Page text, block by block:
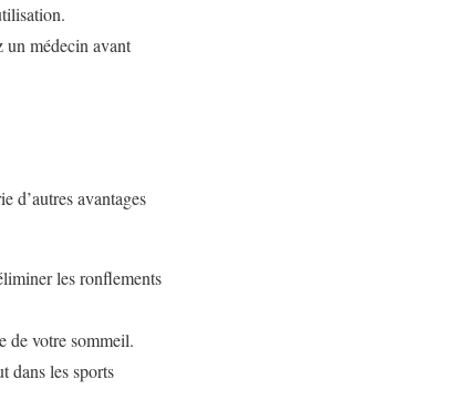
un médecin avant
d’autres avantages
les ronflements
de votre sommeil.
dans les sports